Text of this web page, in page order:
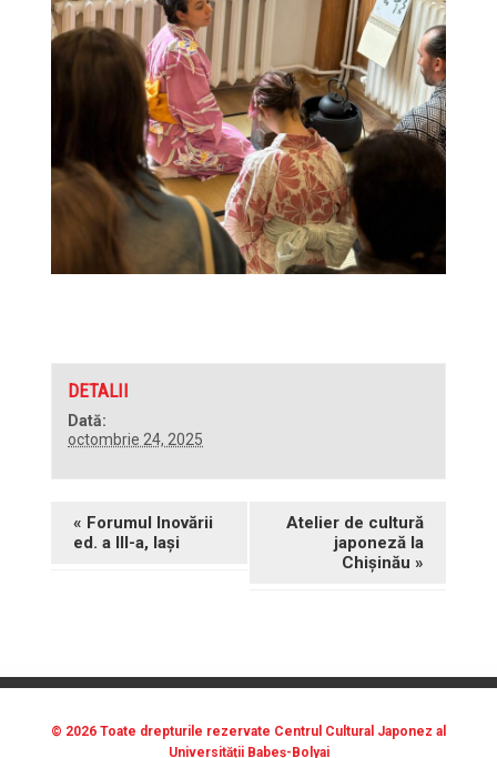
DETALII
Dată:
octombrie 24, 2025
« Forumul Inovării
ed. a III-a, Iași
Atelier de cultură
japoneză la
Chișinău »
© 2026 Toate drepturile rezervate Centrul Cultural Japonez al
Universității Babeș-Bolyai